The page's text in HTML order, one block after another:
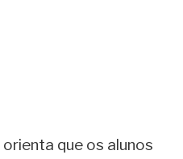
orienta que os alunos